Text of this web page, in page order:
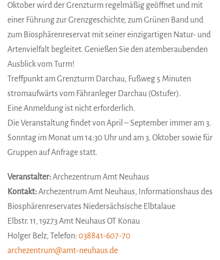
Oktober wird der Grenzturm regelmäßig geöffnet und mit
einer Führung zur Grenzgeschichte, zum Grünen Band und
zum Biosphärenreservat mit seiner einzigartigen Natur- und
Artenvielfalt begleitet. Genießen Sie den atemberaubenden
Ausblick vom Turm!
Treffpunkt am Grenzturm Darchau, Fußweg 5 Minuten
stromaufwärts vom Fähranleger Darchau (Ostufer).
Eine Anmeldung ist nicht erforderlich.
Die Veranstaltung findet von April – September immer am 3.
Sonntag im Monat um 14:30 Uhr und am 3. Oktober sowie für
Gruppen auf Anfrage statt.
Veranstalter:Archezentrum Amt Neuhaus
Kontakt:Archezentrum Amt Neuhaus, Informationshaus des
Biosphärenreservates Niedersächsische Elbtalaue
Elbstr. 11, 19273 Amt Neuhaus OT Konau
Holger Belz, Telefon: 038841-607-70
archezentrum@amt-neuhaus.de